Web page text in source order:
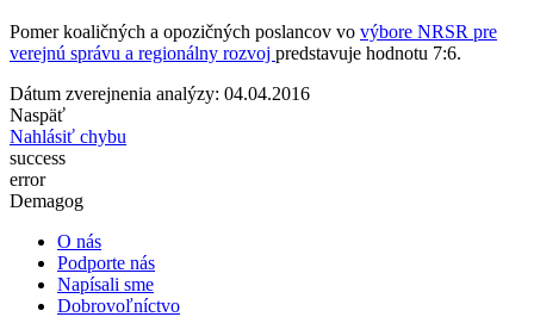
Pomer koaličných a opozičných poslancov vo výbore NRSR pre
verejnú správu a regionálny rozvoj predstavuje hodnotu 7:6.
Dátum zverejnenia analýzy: 04.04.2016
Naspäť
Nahlásiť chybu
success
error
Demagog
O nás
Podporte nás
Napísali sme
Dobrovoľníctvo